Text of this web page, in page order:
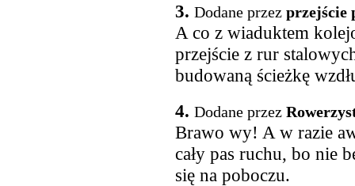
3. Dodane przez przejście
A co z wiaduktem
przejście z rur
budowaną ścieżkę
4. Dodane przez
Brawo wy! A w razie
cały pas ruchu, bo nie
się na poboczu.